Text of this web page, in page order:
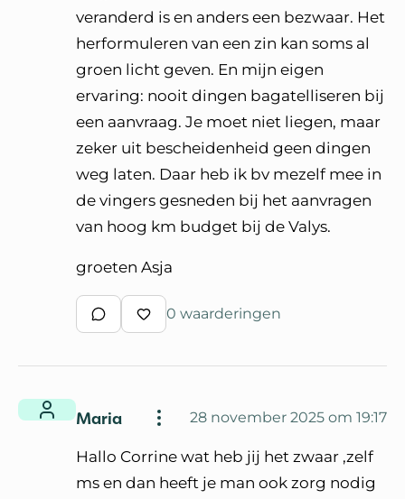
veranderd is en anders een bezwaar. Het
herformuleren van een zin kan soms al
groen licht geven. En mijn eigen
ervaring: nooit dingen bagatelliseren bij
een aanvraag. Je moet niet liegen, maar
zeker uit bescheidenheid geen dingen
weg laten. Daar heb ik bv mezelf mee in
de vingers gesneden bij het aanvragen
van hoog km budget bij de Valys.
groeten Asja
Schrijf een reactie
Waardeer reactie
0 waarderingen
Maria 28 november 2025 om 19:17
Hallo Corrine wat heb jij het zwaar ,zelf
ms en dan heeft je man ook zorg nodig